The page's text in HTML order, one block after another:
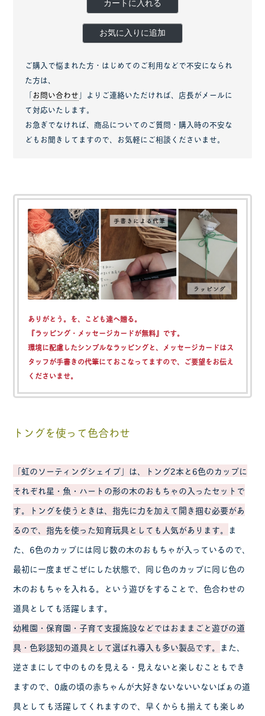
カートに入れる
お気に入りに追加
ご購入で悩まれた方・はじめてのご利用などで不安になられ
た方は、
「お問い合わせ 」よりご連絡いただければ、店長がメールに
て対応いたします。
お急ぎでなければ、商品についてのご質問・購入時の不安な
どもお聞きしてますので、お気軽にご相談くださいませ。
ありがとう。を、こども達へ贈る。
『ラッピング・メッセージカードが無料』 です。
環境に配慮したシンプルなラッピングと、メッセージカードはス
タッフが手書きの代筆にておこなってますので、ご要望をお伝え
くださいませ。
トングを使って色合わせ
「虹のソーティングシェイプ」は、トング2本と6色のカップに
それぞれ星・魚・ハートの形の木のおもちゃの入ったセットで
す。トングを使うときは、指先に力を加えて開き掴む必要があ
るので、指先を使った知育玩具としても人気があります。 ま
た、6色のカップには同じ数の木のおもちゃが入っているので、
最初に一度まぜこぜにした状態で、同じ色のカップに同じ色の
木のおもちゃを入れる。という遊びをすることで、色合わせの
道具としても活躍します。
幼稚園・保育園・子育て支援施設などではおままごと遊びの道
具・色彩認知の道具として選ばれ導入も多い製品です。 また、
逆さまにして中のものを見える・見えないと楽しむこともでき
ますので、0歳の頃の赤ちゃんが大好きないないいないばぁの道
具としても活躍してくれますので、早くからも揃えても楽しめ